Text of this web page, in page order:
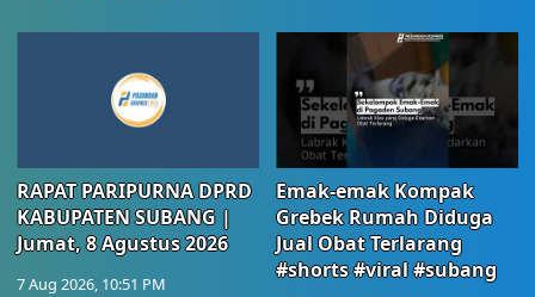
RAPAT PARIPURNA DPRD
KABUPATEN SUBANG |
Jumat, 8 Agustus 2026
7 Aug 2026, 10:51 PM
Emak-emak Kompak
Grebek Rumah Diduga
Jual Obat Terlarang
#shorts #viral #subang